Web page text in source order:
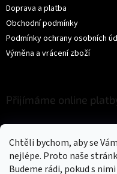
Chtěli bychom, aby se
nejlépe. Proto naše
Budeme rádi, pokud s
Doprava a platba
Obchodní podmínky
Podmínky ochrany osobních
Výměna a vrácení zboží
Přijímáme online